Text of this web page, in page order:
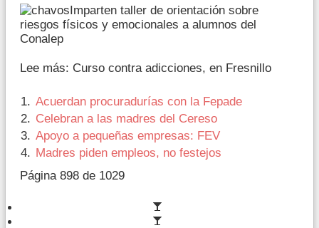
Imparten taller de orientación sobre
riesgos físicos y emocionales a alumnos del
Conalep
Lee más: Curso contra adicciones, en Fresnillo
Acuerdan procuradurías con la Fepade
Celebran a las madres del Cereso
Apoyo a pequeñas empresas: FEV
Madres piden empleos, no festejos
Página 898 de 1029